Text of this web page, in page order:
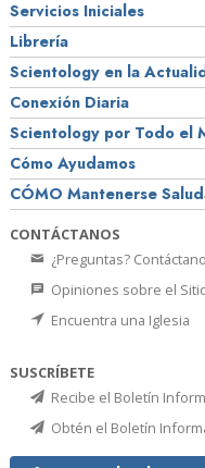
Servicios Iniciales
Librería
Scientology en la
Conexión Diaria
Scientology por Todo el
Cómo Ayudamos
CÓMO Mantenerse
CONTÁCTANOS
¿Preguntas?
Opiniones sobre el
Encuentra una Iglesia
SUSCRÍBETE
Recibe el Boletín
Obtén el Boletín